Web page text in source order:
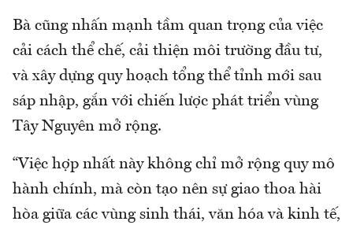
Bà cũng nhấn mạnh tầm quan trọng của việc
cải cách thể chế, cải thiện môi trường đầu tư,
và xây dựng quy hoạch tổng thể tỉnh mới sau
sáp nhập, gắn với chiến lược phát triển vùng
Tây Nguyên mở rộng.
“Việc hợp nhất này không chỉ mở rộng quy mô
hành chính, mà còn tạo nên sự giao thoa hài
hòa giữa các vùng sinh thái, văn hóa và kinh tế,